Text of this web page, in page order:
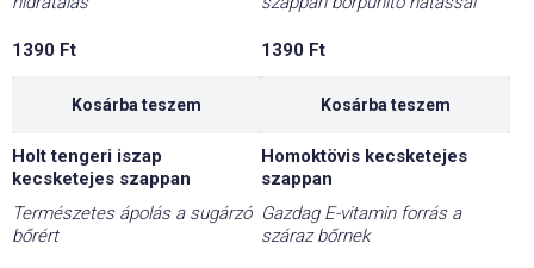
1390 Ft
Kosárba teszem
1390 Ft
Kosárba teszem
Holt tengeri iszap
kecsketejes szappan
Természetes ápolás a sugárzó
bőrért
Homoktövis kecsketejes
szappan
Gazdag E-vitamin forrás a
száraz bőrnek